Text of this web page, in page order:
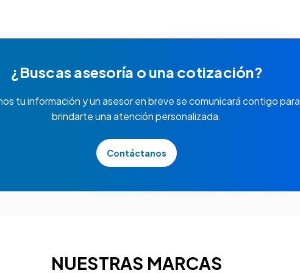
¿Buscas asesoría o una cotización?
tu información y un asesor en breve se comunicará contigo para
brindarte una atención personalizada.
Contáctanos
NUESTRAS MARCAS